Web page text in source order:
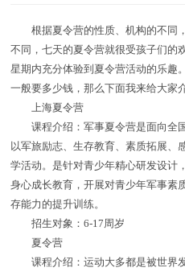
根据夏令营的性质、机构的不同
不同，七天的夏令营就很受孩子们的
星期内充分体验到夏令营活动的乐趣
一般要多少钱，那么下面我来给大家
上海夏令营
课程介绍：军事夏令营是面向全国
以军旅励志、生存教育、素质拓展、
学活动。是针对青少年精心研发设计
身心成长教育，开展对青少年军事素
存能力的提升训练。
招生对象：6-17周岁
夏令营
课程介绍：运动大多都是被世界